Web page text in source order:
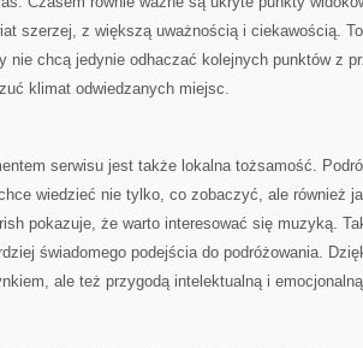
szerzej, z większą uważnością i ciekawością.
nie chcą jedynie odhaczać kolejnych punktów z
klimat odwiedzanych miejsc.
serwisu jest także lokalna tożsamość.
wiedzieć nie tylko, co zobaczyć, ale również
pokazuje, że warto interesować się muzyką.
świadomego podejścia do podróżowania.
ale też przygodą intelektualną i